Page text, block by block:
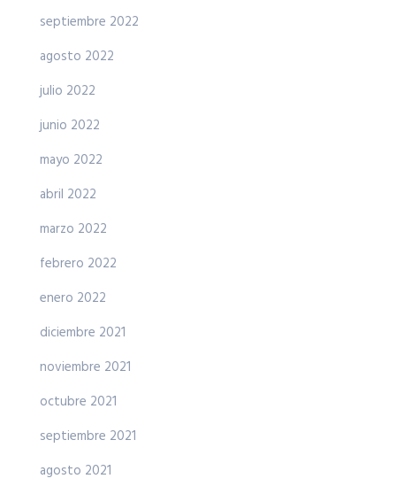
septiembre 2022
agosto 2022
julio 2022
junio 2022
mayo 2022
abril 2022
marzo 2022
febrero 2022
enero 2022
diciembre 2021
noviembre 2021
octubre 2021
septiembre 2021
agosto 2021